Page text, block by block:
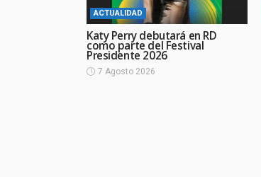
ACTUALIDAD
Katy Perry debutará en RD
como parte del Festival
Presidente 2026
7 Agosto 2026